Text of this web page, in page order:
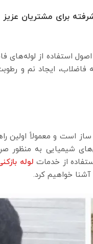
2023 با روش های پیشرفته برای
استفاده از
فاضلاب، ایجاد نم و
ساز است و معمولاً
شیمیایی به منظور
از خدمات لوله
آشنا خواهیم کرد.